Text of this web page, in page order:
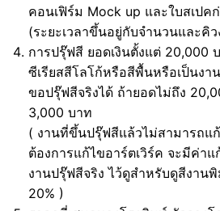
คอนเฟิร์ม Mock up และใบสเปค
(ระยะเวลาขึ้นอยู่กับจำนวนและคิ
การปรุ๊ฟสี ยอดเงินตั้งแต่ 20,000
ซีเรียสสีโลโก้หรือสีพื้นหรือเป็นงา
ขอปรุ๊ฟสีจริงได้ ถ้ายอดไม่ถึง
3,000 บาท
( งานที่ขึ้นปรุ๊ฟสีแล้วไม่สามารถแ
ต้องการแก้ไขอาร์ตเวิร์ค จะมีค่า
งานปรุ๊ฟสีจริง ไว้ดูสำหรับดูสีงาน
20% )